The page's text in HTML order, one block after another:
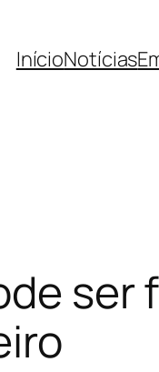
InícioNotícias
ser